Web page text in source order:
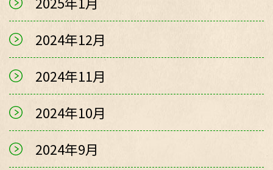
2024年12月
2024年11月
2024年10月
2024年9月